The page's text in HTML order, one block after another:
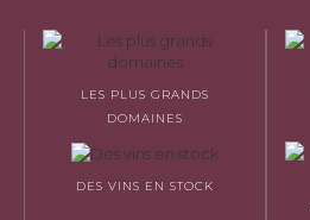
LES PLUS GRANDS
DOMAINES
DES VINS EN STOCK